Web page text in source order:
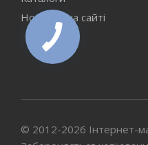
Новинки на сайті
© 2012-2026 Інтернет-